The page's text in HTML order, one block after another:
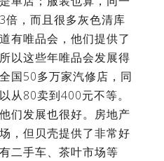
倍，而且很多灰色清库
有唯品会，他们提供了
以这些年唯品会发展得
国50多万家汽修店，同
从80卖到400元不等。
们发展也很好。房地产
，但贝壳提供了非常好
二手车、茶叶市场等